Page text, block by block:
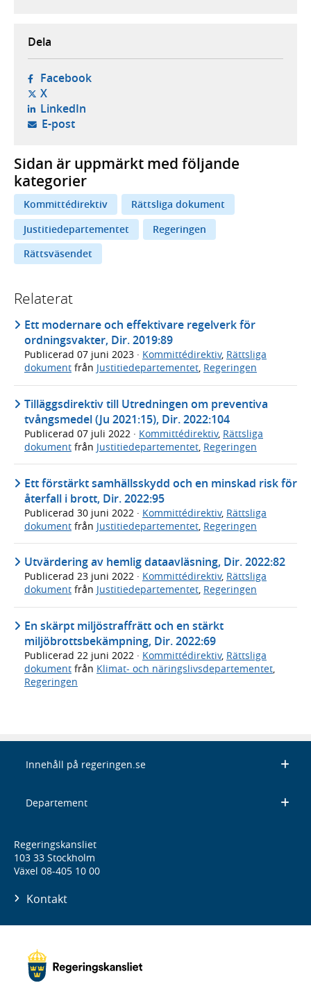
Dela
Facebook- öppnas i ny flik, extern webbplats,
X- öppnas i ny flik, extern webbplats,
LinkedIn- öppnas i ny flik, extern webbplats,
E-post- öppnar din e-postklient,
Sidan är uppmärkt med följande
kategorier
Kommittédirektiv
Rättsliga dokument
Justitiedepartementet
Regeringen
Rättsväsendet
Relaterat
Ett modernare och effektivare regelverk för
ordningsvakter, Dir. 2019:89
Publicerad 07 juni 2023 · Kommittédirektiv, Rättsliga
dokument från Justitiedepartementet, Regeringen
Tilläggsdirektiv till Utredningen om preventiva
tvångsmedel (Ju 2021:15), Dir. 2022:104
Publicerad 07 juli 2022 · Kommittédirektiv, Rättsliga
dokument från Justitiedepartementet, Regeringen
Ett förstärkt samhällsskydd och en minskad risk för
återfall i brott, Dir. 2022:95
Publicerad 30 juni 2022 · Kommittédirektiv, Rättsliga
dokument från Justitiedepartementet Regeringen
Utvärdering av hemlig dataavläsning, Dir. 2022:82
Publicerad 23 juni 2022 · Kommittédirektiv, Rättsliga
dokument från Justitiedepartementet, Regeringen
En skärpt miljöstraffrätt och en stärkt
miljöbrottsbekämpning, Dir. 2022:69
Publicerad 22 juni 2022 · Kommittédirektiv, Rättsliga
dokument från Klimat- och näringslivsdepartementet,
Regeringen
Innehåll på regeringen.se
Departement
Regeringskansliet
103 33 Stockholm
Växel 08-405 10 00
Kontakt